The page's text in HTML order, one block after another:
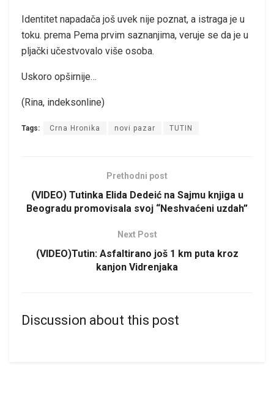
Identitet napadača još uvek nije poznat, a istraga je u
toku. prema Pema prvim saznanjima, veruje se da je u
pljački učestvovalo više osoba.
Uskoro opširnije…
(Rina, indeksonline)
Tags: Crna Hronika novi pazar TUTIN
Prethodni post
(VIDEO) Tutinka Elida Dedeić na Sajmu knjiga u
Beogradu promovisala svoj “Neshvaćeni uzdah”
Next Post
(VIDEO)Tutin: Asfaltirano još 1 km puta kroz
kanjon Vidrenjaka
Discussion about this post